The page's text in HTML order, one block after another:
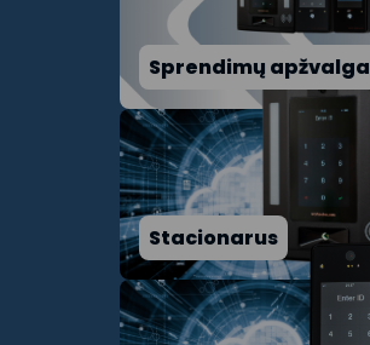
Sprendimų apžvalga
Stacionarus